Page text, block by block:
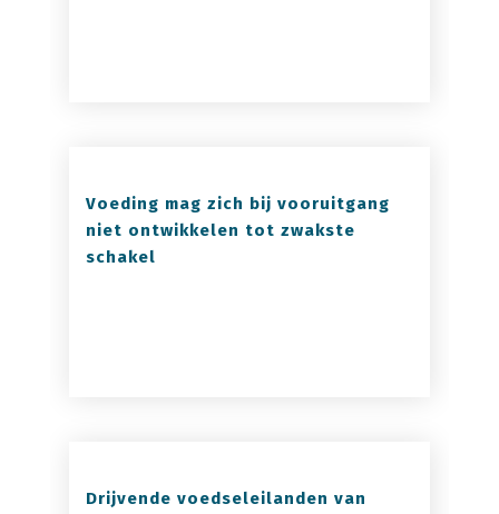
Voeding mag zich bij vooruitgang
niet ontwikkelen tot zwakste
schakel
Drijvende voedseleilanden van